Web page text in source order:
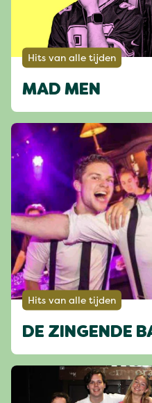
Hits van alle tijden
MAD MEN
Hits van alle tijden
DE ZINGENDE